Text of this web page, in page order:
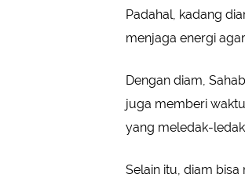
Padahal, kadang
menjaga energi
Dengan diam,
juga memberi
yang meledak-
Selain itu, diam